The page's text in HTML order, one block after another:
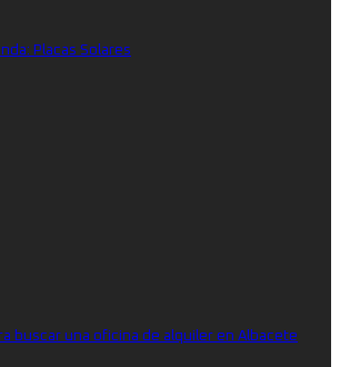
Placas Solares
buscar una oficina de alquiler en Albacete